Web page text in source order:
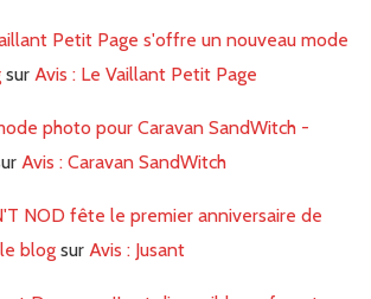
Petit Page s'offre un nouveau mode
sur Avis : Le Vaillant Petit Page
photo pour Caravan SandWitch -
Avis : Caravan SandWitch
NOD fête le premier anniversaire de
blog sur Avis : Jusant